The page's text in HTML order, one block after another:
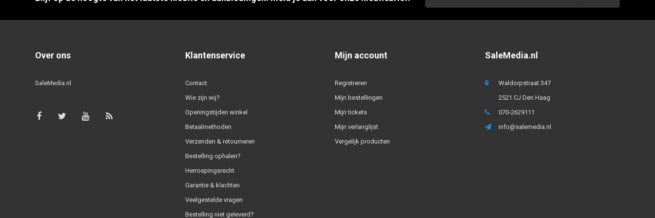
Over ons
SaleMedia.nl
Klantenservice
Contact
Wie zijn wij?
Openingstijden winkel
Betaalmethoden
Verzenden & retourneren
Bestelling ophalen?
Herroepingsrecht
Garantie & klachten
Veelgestelde vragen
Bestelling niet geleverd?
Mijn account
Registreren
Mijn bestellingen
Mijn tickets
Mijn verlanglijst
Vergelijk producten
SaleMedia.nl
Waldorpstraat 347
2521 CJ Den Haag
070-2629111
info@salemedia.nl